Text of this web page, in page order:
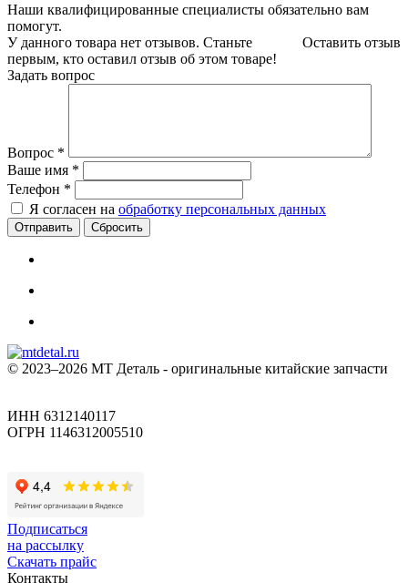
Наши квалифицированные специалисты обязательно вам
помогут.
Оставить отзыв
У данного товара нет отзывов. Станьте
первым, кто оставил отзыв об этом товаре!
Задать вопрос
Вопрос *
Ваше имя *
Телефон *
Я согласен на обработку персональных данных
Сбросить
© 2023–2026 МТ Деталь - оригинальные китайские запчасти
ИНН 6312140117
ОГРН 1146312005510
Подписаться
на рассылку
Скачать прайс
Контакты